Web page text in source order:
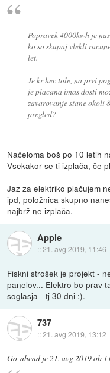
Popravek 4000kwh je
ko so skupaj vlekli
let.
Je kr hec tole, na prvi
je placana imas dosti
zavarovanje stane okoli
pregled?
Načeloma boš po 10 letih
Vsekakor se ti izplača, če
Jaz za elektriko plačujem
ipd, položnica skupno
najbrž ne izplača.
Apple
::21. avg 2019, 11:46
Fiskni strošek je projekt -
panelov... Elektro bo prav
soglasja - tj 30 dni :).
737
::21. avg 2019, 13:12
Go-ahead je21. avg 2019 ob